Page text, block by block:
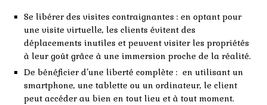
Se libérer des visites contraignantes : en optant pour
une visite virtuelle, les clients évitent des
déplacements inutiles et peuvent visiter les propriétés
à leur goût grâce à une immersion proche de la réalité.
De bénéficier d’une liberté complète : en utilisant un
smartphone, une tablette ou un ordinateur, le client
peut accéder au bien en tout lieu et à tout moment.